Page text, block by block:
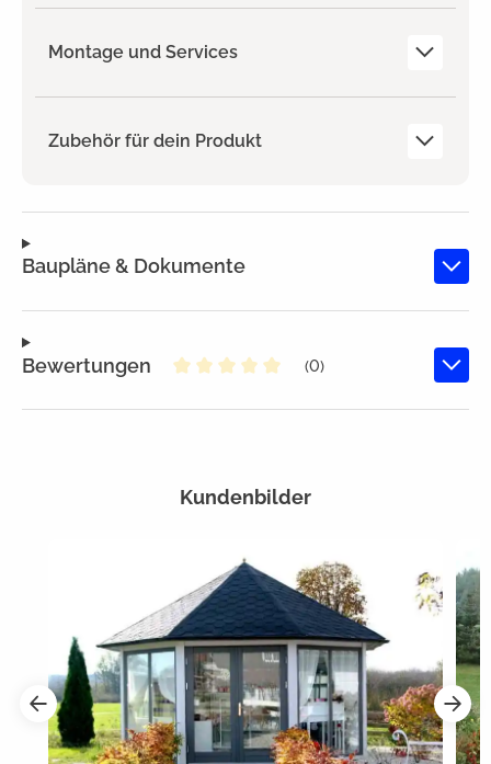
Montage und Services
Zubehör für dein Produkt
Baupläne & Dokumente
Bewertungen
(0)
Kundenbilder